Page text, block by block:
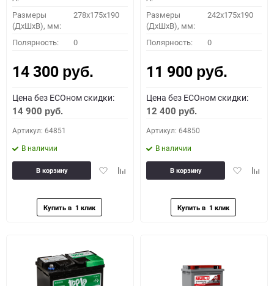
Размеры
(ДхШхВ), мм:
278x175x190
Полярность: 0
14 300 руб.
Цена без ECOном скидки:
14 900 руб.
Артикул: 64851
В наличии
ДобавитьДобавить
В корзину
Размеры
(ДхШхВ), мм:
242x175x190
Полярность: 0
11 900 руб.
Цена без ECOном скидки:
12 400 руб.
Артикул: 64850
В наличии
Добавить
В корзину